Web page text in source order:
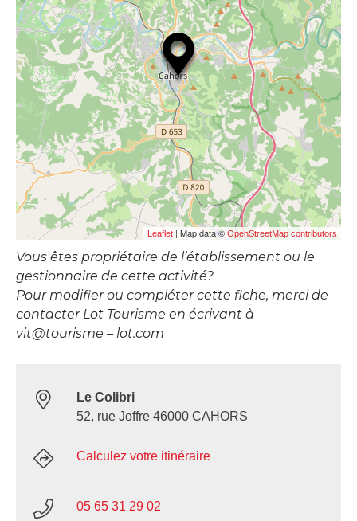
Leaflet | Map data © OpenStreetMap contributors
Vous êtes propriétaire de l’établissement ou le
gestionnaire de cette activité?
Pour modifier ou compléter cette fiche, merci de
contacter Lot Tourisme en écrivant à
vit@tourisme – lot.com
Le Colibri
52, rue Joffre 46000 CAHORS
Calculez votre itinéraire
05 65 31 29 02